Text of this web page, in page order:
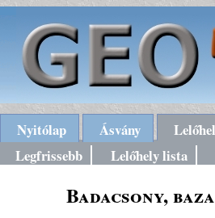
Nyitólap Ásvány
Legfrissebb
Lelőhely lista
Badacsony,